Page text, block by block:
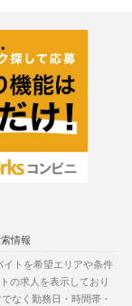
情報
トを希望エリアや条件
の求人を表示しており
なく勤務日・時間帯・